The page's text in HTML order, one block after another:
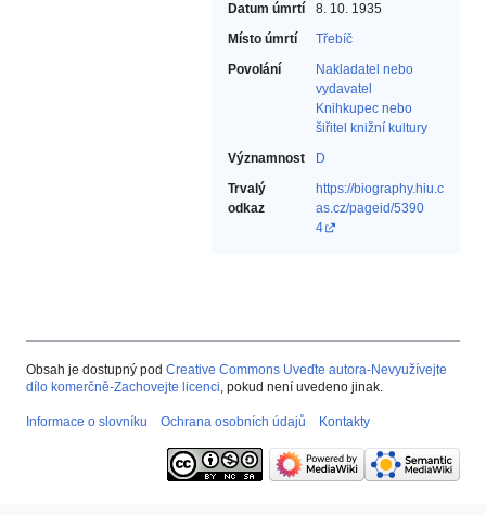
Datum úmrtí
8. 10. 1935
Místo úmrtí
Třebíč
Povolání
Nakladatel nebo
vydavatel‎
Knihkupec nebo
šiřitel knižní kultury‎
Významnost
D
Trvalý
odkaz
https://biography.hiu.c
as.cz/pageid/5390
4
Obsah je dostupný pod Creative Commons Uveďte autora-Nevyužívejte
dílo komerčně-Zachovejte licenci, pokud není uvedeno jinak.
Informace o slovníku Ochrana osobních údajů Kontakty